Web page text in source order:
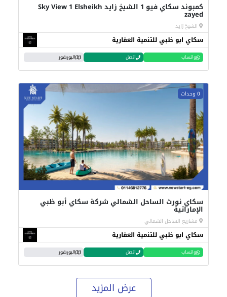
كمبوند سكاي فيو 1 الشيخ زايد Sky View 1 Elsheikh
zayed
الشيخ زايد
سكاي ابو ظبي للتنمية العقارية
واتساب اتصل البورشور
0 وحدات
سكاي نورث الساحل الشمالي شركة سكاي أبو ظبي
الإماراتية
مشاريع الساحل الشمالي
سكاي ابو ظبي للتنمية العقارية
واتساب اتصل البورشور
عرض المزيد